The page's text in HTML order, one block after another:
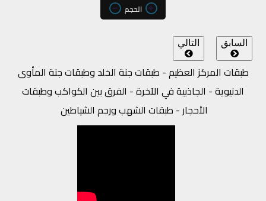
الحجم
السابق التالي
طبقات المركز العظيم - طبقات جنة الخلد وطبقات جنة المأوى
الدنيوية - الجاذبية في الآخرة - الفرق بين الكواكب وطبقات
الأحجار - طبقات الشهب ورجم الشياطين